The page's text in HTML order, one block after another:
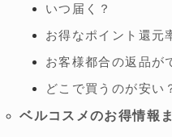
いつ届く？
お得なポイント還元
お客様都合の返品が
どこで買うのが安い
ベルコスメのお得情報